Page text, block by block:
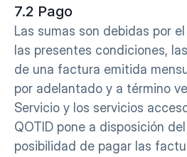
7.2 Pago
Las sumas son debidas por
las presentes condiciones,
de una factura emitida
por adelantado y a término
Servicio y los servicios
QOTID pone a disposición
posibilidad de pagar las